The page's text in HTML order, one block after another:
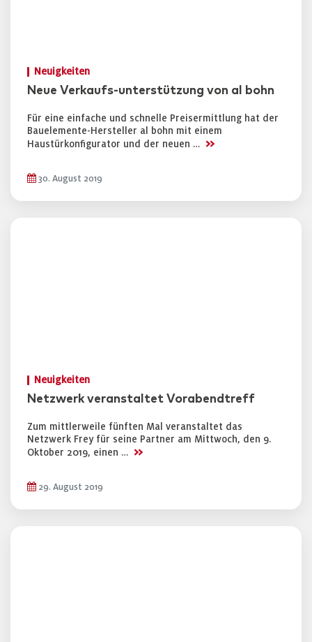
Neuigkeiten
Neue Verkaufs-unterstützung von al bohn
Für eine einfache und schnelle Preisermittlung hat der
Bauelemente-Hersteller al bohn mit einem
Haustürkonfigurator und der neuen … >>
30. August 2019
Neuigkeiten
Netzwerk veranstaltet Vorabendtreff
Zum mittlerweile fünften Mal veranstaltet das
Netzwerk Frey für seine Partner am Mittwoch, den 9.
Oktober 2019, einen … >>
29. August 2019